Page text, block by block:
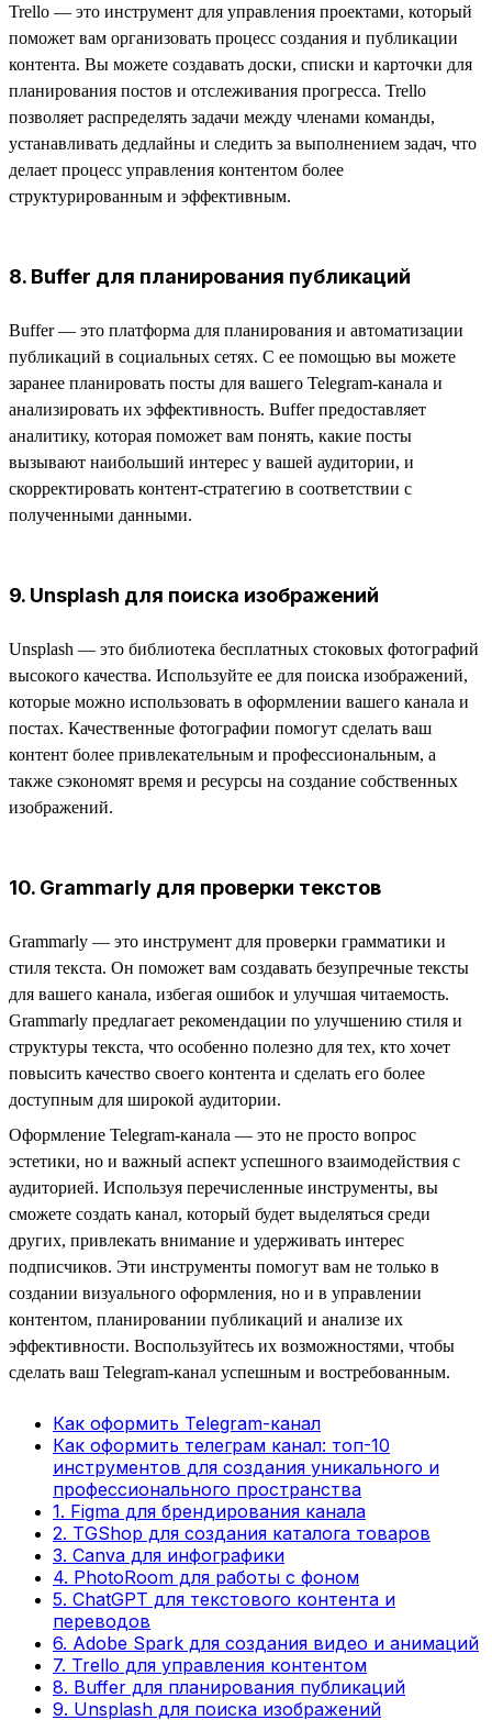
Trello — это инструмент для управления проектами, который
поможет вам организовать процесс создания и публикации
контента. Вы можете создавать доски, списки и карточки для
планирования постов и отслеживания прогресса. Trello
позволяет распределять задачи между членами команды,
устанавливать дедлайны и следить за выполнением задач, что
делает процесс управления контентом более
структурированным и эффективным.
8. Buffer для планирования публикаций
Buffer — это платформа для планирования и автоматизации
публикаций в социальных сетях. С ее помощью вы можете
заранее планировать посты для вашего Telegram-канала и
анализировать их эффективность. Buffer предоставляет
аналитику, которая поможет вам понять, какие посты
вызывают наибольший интерес у вашей аудитории, и
скорректировать контент-стратегию в соответствии с
полученными данными.
9. Unsplash для поиска изображений
Unsplash — это библиотека бесплатных стоковых фотографий
высокого качества. Используйте ее для поиска изображений,
которые можно использовать в оформлении вашего канала и
постах. Качественные фотографии помогут сделать ваш
контент более привлекательным и профессиональным, а
также сэкономят время и ресурсы на создание собственных
изображений.
10. Grammarly для проверки текстов
Grammarly — это инструмент для проверки грамматики и
стиля текста. Он поможет вам создавать безупречные тексты
для вашего канала, избегая ошибок и улучшая читаемость.
Grammarly предлагает рекомендации по улучшению стиля и
структуры текста, что особенно полезно для тех, кто хочет
повысить качество своего контента и сделать его более
доступным для широкой аудитории.
Оформление Telegram-канала — это не просто вопрос
эстетики, но и важный аспект успешного взаимодействия с
аудиторией. Используя перечисленные инструменты, вы
сможете создать канал, который будет выделяться среди
других, привлекать внимание и удерживать интерес
подписчиков. Эти инструменты помогут вам не только в
создании визуального оформления, но и в управлении
контентом, планировании публикаций и анализе их
эффективности. Воспользуйтесь их возможностями, чтобы
сделать ваш Telegram-канал успешным и востребованным.
Как оформить Telegram-канал
Как оформить телеграм канал: топ-10
инструментов для создания уникального и
профессионального пространства
1. Figma для брендирования канала
2. TGShop для создания каталога товаров
3. Canva для инфографики
4. PhotoRoom для работы с фоном
5. ChatGPT для текстового контента и
переводов
6. Adobe Spark для создания видео и анимаций
7. Trello для управления контентом
8. Buffer для планирования публикаций
9. Unsplash для поиска изображений